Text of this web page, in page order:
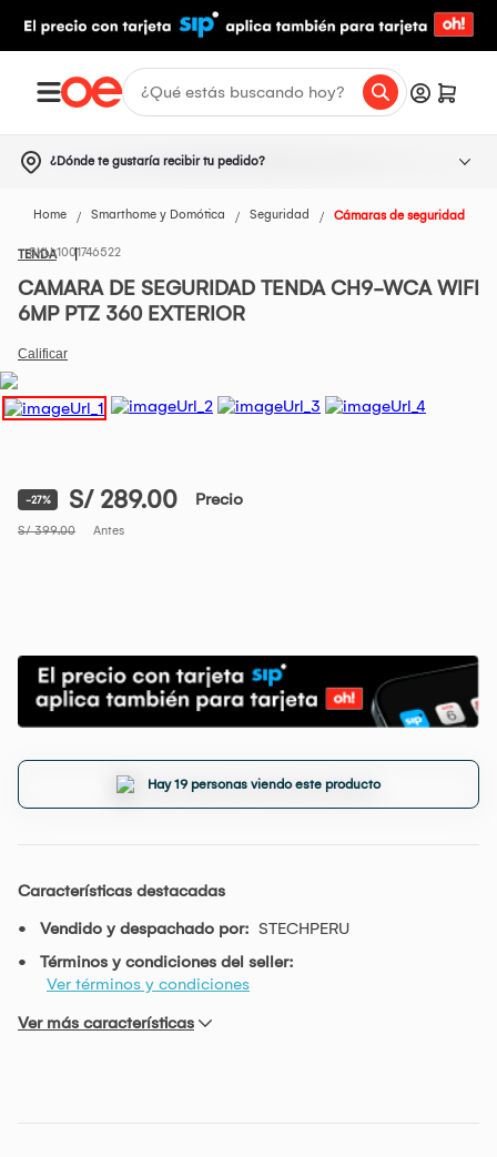
¿Dónde te gustaría recibir tu pedido?
Home Smarthome y Domótica Seguridad Cámaras de seguridad
TENDA1001746522
CAMARA DE SEGURIDAD TENDA CH9-WCA WIFI
6MP PTZ 360 EXTERIOR
-27% S/ 289.00 Precio
S/ 399.00 Antes
Hay 19 personas viendo este producto
Características destacadas
Vendido y despachado por: STECHPERU
Términos y condiciones del seller:
Ver términos y condiciones
Ver más características